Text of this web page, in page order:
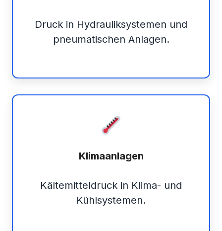
Druck in Hydrauliksystemen und
pneumatischen Anlagen.
Klimaanlagen
Kältemitteldruck in Klima- und
Kühlsystemen.